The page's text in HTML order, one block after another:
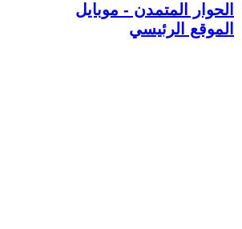
الحوار المتمدن - موبايل
الموقع الرئيسي